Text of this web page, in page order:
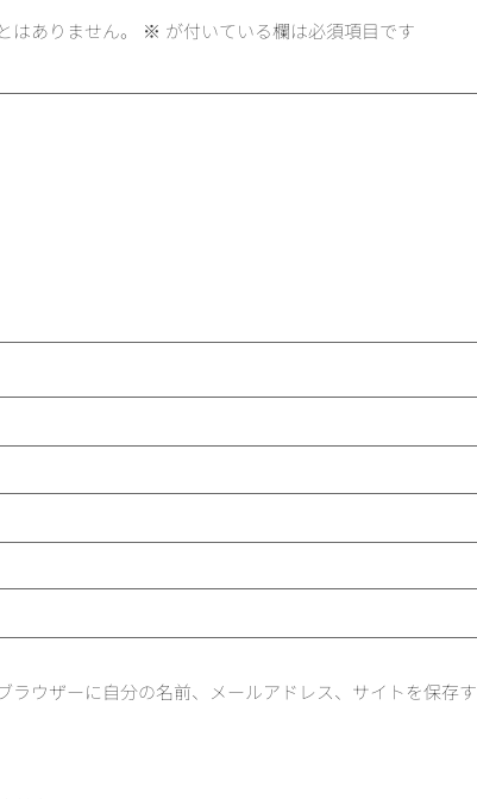
はありません。 ※ が付いている欄は必須項目です
ラウザーに自分の名前、メールアドレス、サイトを保存す